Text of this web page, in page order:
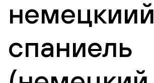
немецкиий
спаниель